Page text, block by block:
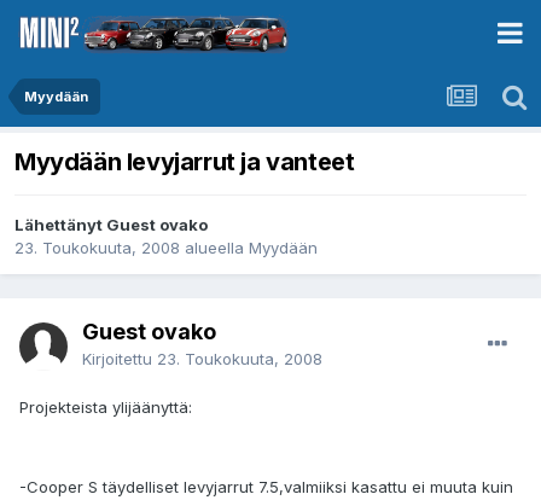
Myydään
Myydään levyjarrut ja vanteet
Lähettänyt Guest ovako
23. Toukokuuta, 2008 alueella Myydään
Guest ovako
Kirjoitettu 23. Toukokuuta, 2008
Projekteista ylijäänyttä:
-Cooper S täydelliset levyjarrut 7.5,valmiiksi kasattu ei muuta kuin